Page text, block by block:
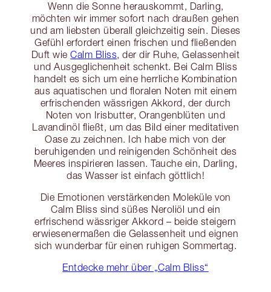
Wenn die Sonne herauskommt, Darling,
möchten wir immer sofort nach draußen gehen
und am liebsten überall gleichzeitig sein. Dieses
Gefühl erfordert einen frischen und fließenden
Duft wieCalm Bliss, der dir Ruhe, Gelassenheit
und Ausgeglichenheit schenkt. Bei Calm Bliss
handelt es sich um eine herrliche Kombination
aus aquatischen und floralen Noten mit einem
erfrischenden wässrigen Akkord, der durch
Noten von Irisbutter, Orangenblüten und
Lavandinöl fließt, um das Bild einer meditativen
Oase zu zeichnen. Ich habe mich von der
beruhigenden und reinigenden Schönheit des
Meeres inspirieren lassen. Tauche ein, Darling,
das Wasser ist einfach göttlich!
Die Emotionen verstärkenden Moleküle von
Calm Bliss sind süßes Neroliöl und ein
erfrischend wässriger Akkord – beide steigern
erwiesenermaßen die Gelassenheit und eignen
sich wunderbar für einen ruhigen Sommertag.
Entdecke mehr über „Calm Bliss“